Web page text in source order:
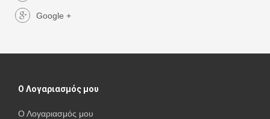
Google +
Ο Λογαριασμός μου
Ο Λογαριασμός μου